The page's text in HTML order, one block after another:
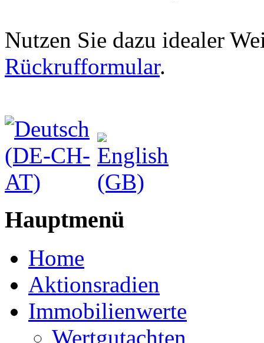
Nutzen Sie dazu idealer
Rückrufformular.
Hauptmenü
Home
Aktionsradien
Immobilienwerte
Wertgutachten